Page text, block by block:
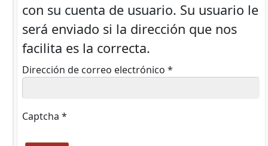
con su cuenta de usuario. Su usuario le
será enviado si la dirección que nos
facilita es la correcta.
Dirección de correo electrónico *
Captcha *